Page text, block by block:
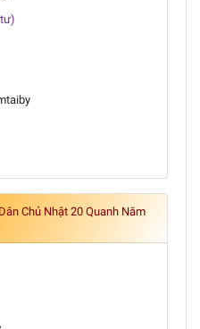
Chủ Nhật 20 Quanh Năm